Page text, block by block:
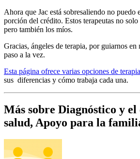
Ahora que Jac está sobresaliendo no puedo
porción del crédito. Estos terapeutas no solo
pero también los míos.
Gracias, ángeles de terapia, por guiarnos
paso a la vez.
Esta página ofrece varias opciones de terapia
sus diferencias y cómo trabaja cada una.
Más sobre Diagnóstico y
salud, Apoyo para la